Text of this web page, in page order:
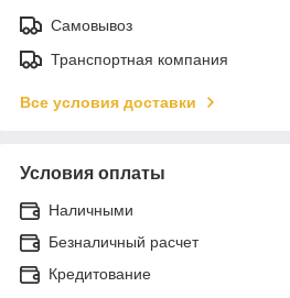
Самовывоз
Транспортная компания
Все условия доставки
Условия оплаты
Наличными
Безналичный расчет
Кредитование